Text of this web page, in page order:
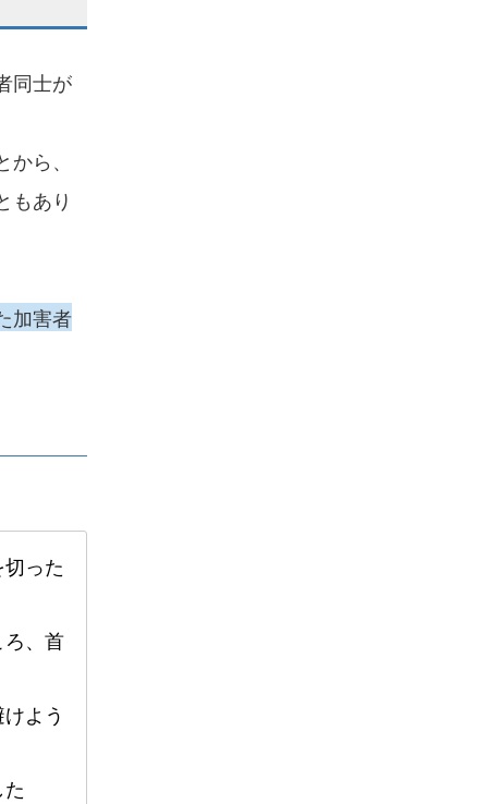
同士が
ら、
もあり
加害者
った
、首
よう